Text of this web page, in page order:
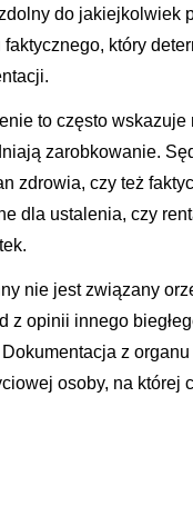
do jakiejkolwiek
który
to często
zarobkowanie.
zdrowia, czy też
dla ustalenia, czy
nie jest związany
z opinii innego
z
osoby, na której